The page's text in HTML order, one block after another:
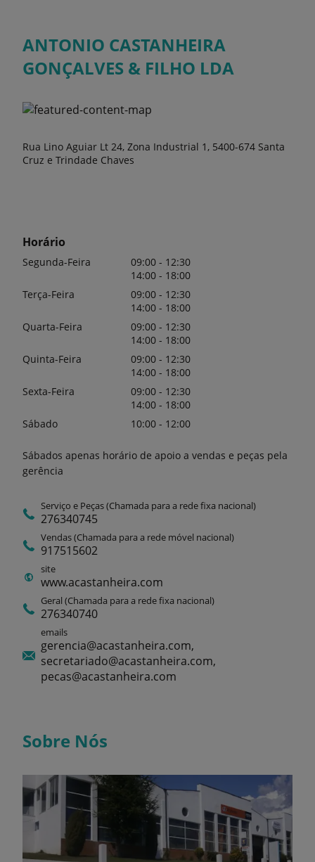
ANTONIO CASTANHEIRA
GONÇALVES & FILHO LDA
Rua Lino Aguiar Lt 24, Zona Industrial 1, 5400-674 Santa
Cruz e Trindade Chaves
Horário
Segunda-Feira
09:00 - 12:30
14:00 - 18:00
Terça-Feira
09:00 - 12:30
14:00 - 18:00
Quarta-Feira
09:00 - 12:30
14:00 - 18:00
Quinta-Feira
09:00 - 12:30
14:00 - 18:00
Sexta-Feira
09:00 - 12:30
14:00 - 18:00
Sábado
10:00 - 12:00
Sábados apenas horário de apoio a vendas e peças pela
gerência
Serviço e Peças (Chamada para a rede fixa nacional)
276340745
Vendas (Chamada para a rede móvel nacional)
917515602
site
www.acastanheira.com
Geral (Chamada para a rede fixa nacional)
276340740
emails
gerencia@acastanheira.com,
secretariado@acastanheira.com,
pecas@acastanheira.com
Sobre Nós